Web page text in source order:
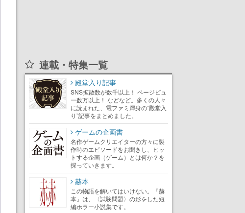
連載・特集一覧
殿堂入り記事
SNS拡散数が数千以上！ ページビュ
ー数万以上！ などなど。多くの人々
に読まれた、電ファミ渾身の“殿堂入
り”記事をまとめました。
ゲームの企画書
名作ゲームクリエイターの方々に製
作時のエピソードをお聞きし、ヒッ
トする企画（ゲーム）とは何か？を
探っていきます。
赫本
この物語を解いてはいけない。『赫
本』は、〈試験問題〉の形をした短
編ホラー小説集です。